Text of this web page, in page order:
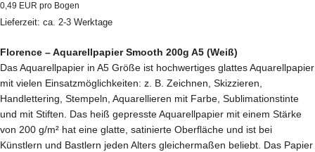
0,49 EUR pro Bogen
Lieferzeit: ca. 2-3 Werktage
Florence – Aquarellpapier Smooth 200g A5 (Weiß)
Das Aquarellpapier in A5 Größe ist hochwertiges glattes Aquarellpapier
mit vielen Einsatzmöglichkeiten: z. B. Zeichnen, Skizzieren,
Handlettering, Stempeln, Aquarellieren mit Farbe, Sublimationstinte
und mit Stiften. Das heiß gepresste Aquarellpapier mit einem Stärke
von 200 g/m² hat eine glatte, satinierte Oberfläche und ist bei
Künstlern und Bastlern jeden Alters gleichermaßen beliebt. Das Papier